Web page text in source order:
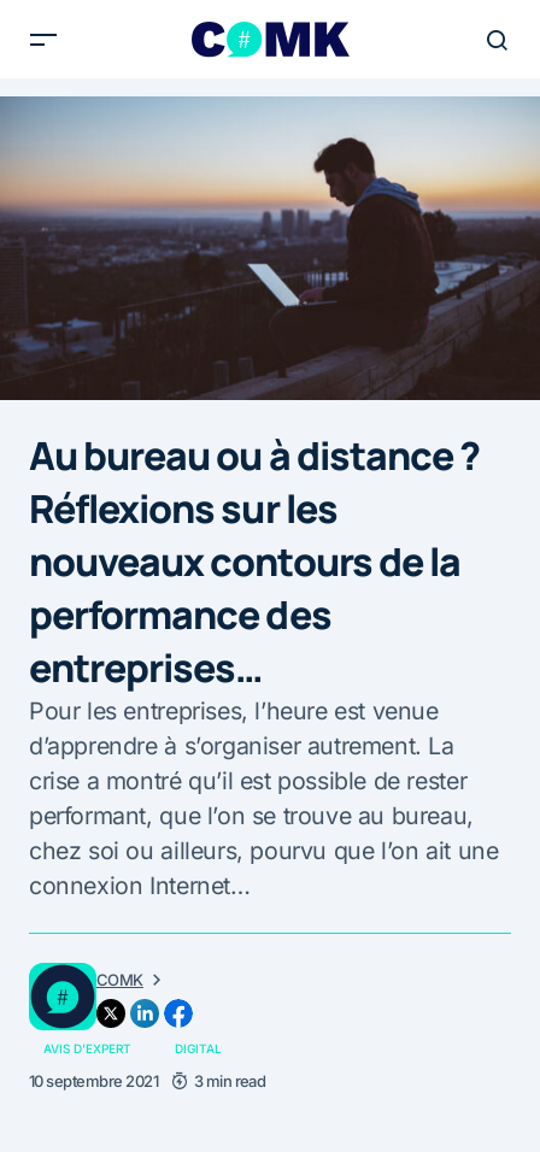
Au bureau ou à distance ?
Réflexions sur les
nouveaux contours de la
performance des
entreprises…
Pour les entreprises, l’heure est venue
d’apprendre à s’organiser autrement. La
crise a montré qu’il est possible de rester
performant, que l’on se trouve au bureau,
chez soi ou ailleurs, pourvu que l’on ait une
connexion Internet…
COMK
AVIS D'EXPERT DIGITAL
10 septembre 2021 3 min read